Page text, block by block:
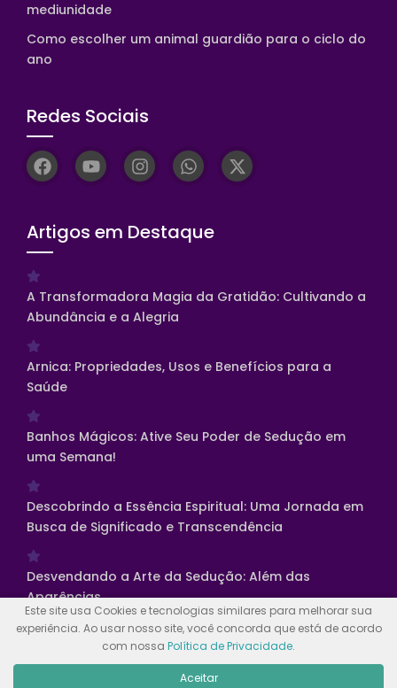
mediunidade
Como escolher um animal guardião para o ciclo do
ano
Redes Sociais
Artigos em Destaque
A Transformadora Magia da Gratidão: Cultivando a
Abundância e a Alegria
Arnica: Propriedades, Usos e Benefícios para a
Saúde
Banhos Mágicos: Ative Seu Poder de Sedução em
uma Semana!
Descobrindo a Essência Espiritual: Uma Jornada em
Busca de Significado e Transcendência
Desvendando a Arte da Sedução: Além das
Aparências
© Copyright 2023 - Misticos do Oriente ® - Todos os direitos
Este site usa Cookies e tecnologias similares para melhorar sua
experiência. Ao usar nosso site, você concorda que está de acordo
com nossa Política de Privacidade.
Aceitar